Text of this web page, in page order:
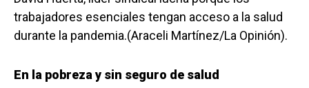
trabajadores esenciales tengan acceso a la salud
durante la pandemia.(Araceli Martínez/La Opinión).
En la pobreza y sin seguro de salud